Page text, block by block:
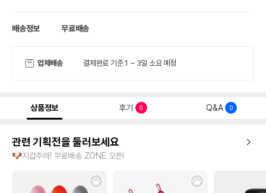
배송정보 무료배송
업체배송 결제완료 기준 1 ~ 3일 소요 예정
상품정보 후기 0 Q&A 0
관련 기획전을 둘러보세요
🐶지갑주의! 무료배송 ZONE 오픈!